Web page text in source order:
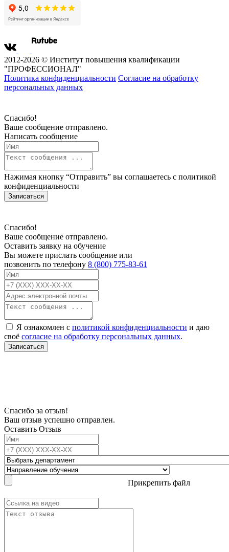
2012-2026 © Институт повышения квалификации
"ПРОФЕССИОНАЛ"
Политика конфиденциальности Согласие на обработку
персональных данных
Спасибо!
Ваше сообщение отправлено.
Написать сообщение
Нажимая кнопку “Отправить” вы соглашаетесь с политикой
конфиденциальности
Записаться
Спасибо!
Ваше сообщение отправлено.
Оставить заявку на обучение
Вы можете прислать сообщение или
позвонить по телефону 8 (800) 775-83-61
Я ознакомлен с политикой конфиденциальности и даю
своё согласие на обработку персональных данных.
Записаться
Спасибо за отзыв!
Ваш отзыв успешно отправлен.
Оставить Отзыв
Прикрепить файл